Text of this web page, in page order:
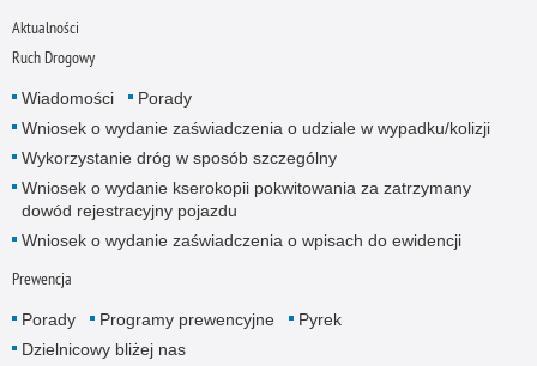
Aktualności
Ruch Drogowy
Wiadomości
Porady
Wniosek o wydanie zaświadczenia o udziale w wypadku/kolizji
Wykorzystanie dróg w sposób szczególny
Wniosek o wydanie kserokopii pokwitowania za zatrzymany
dowód rejestracyjny pojazdu
Wniosek o wydanie zaświadczenia o wpisach do ewidencji
Prewencja
Porady Programy prewencyjne
Pyrek
Dzielnicowy bliżej nas